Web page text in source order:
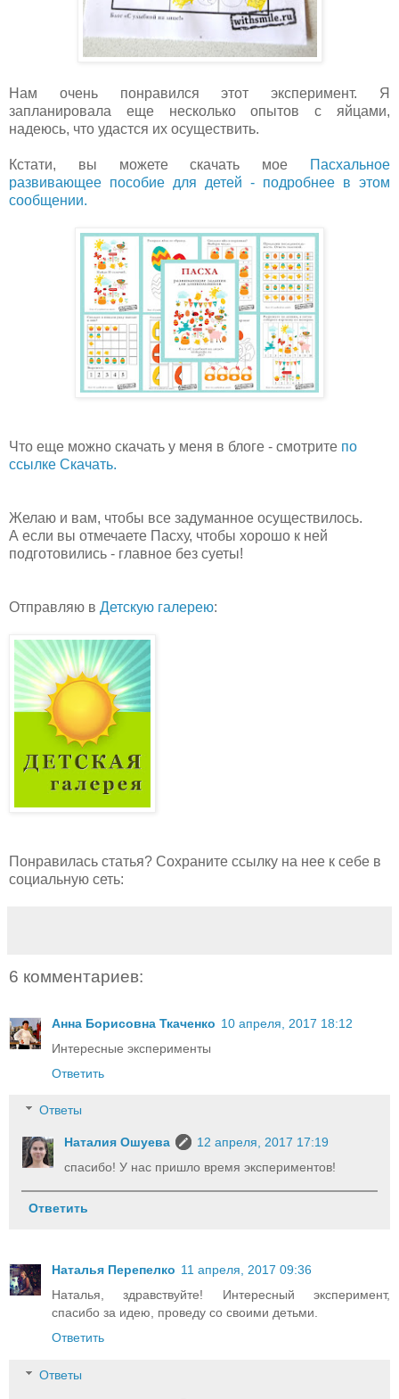
Нам очень понравился этот эксперимент. Я
запланировала еще несколько опытов с яйцами,
надеюсь, что удастся их осуществить.
Кстати, вы можете скачать мое
Пасхальное
развивающее пособие для детей - подробнее в этом
сообщении.
Что еще можно скачать у меня в блоге - смотрите по
ссылке Скачать.
Желаю и вам, чтобы все задуманное осуществилось.
А если вы отмечаете Пасху, чтобы хорошо к ней
подготовились - главное без суеты!
Отправляю в Детскую галерею:
Понравилась статья? Сохраните ссылку на нее к себе в
социальную сеть:
6 комментариев:
Анна Борисовна Ткаченко 10 апреля, 2017 18:12
Интересные эксперименты
Ответить
Ответы
Наталия Ошуева
12 апреля, 2017 17:19
спасибо! У нас пришло время экспериментов!
Ответить
Наталья Перепелко 11 апреля, 2017 09:36
Наталья, здравствуйте! Интересный эксперимент,
спасибо за идею, проведу со своими детьми.
Ответить
Ответы